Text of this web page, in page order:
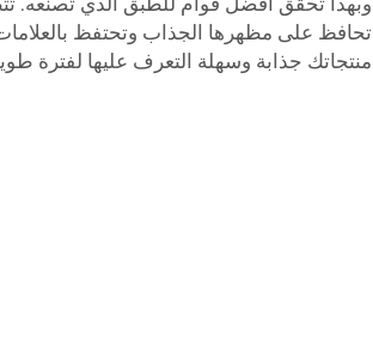
تحافظ على مظهرها الجذاب وتحتفظ بالعلامات
منتجاتك جذابة وسهلة التعرف عليها لفترة